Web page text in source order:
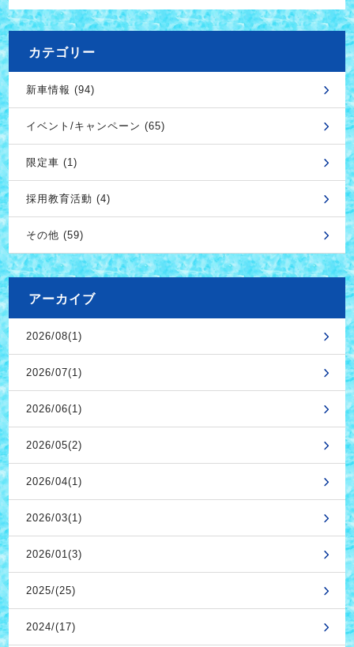
カテゴリー
新車情報 (94)
イベント/キャンペーン (65)
限定車 (1)
採用教育活動 (4)
その他 (59)
アーカイブ
2026/08(1)
2026/07(1)
2026/06(1)
2026/05(2)
2026/04(1)
2026/03(1)
2026/01(3)
2025/(25)
2024/(17)